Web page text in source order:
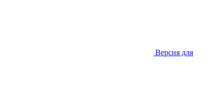
Версия для